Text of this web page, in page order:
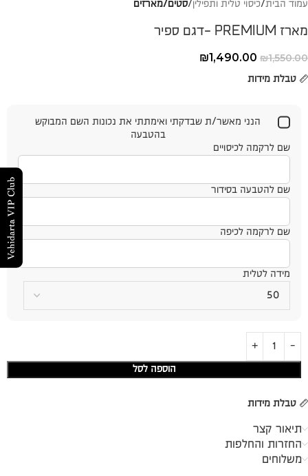
עמוד הבית כיסוי טלית ותפילין סטים/מארזים
מארז PREMIUM -דגם ספיר
₪1,550.00
₪1,490.00
טבלת מידות
הנני מאשר/ת שבדקתי ואימתתי את נכונות השם המבוקש
בהטבעה
שם לרקמה לכיסויים
שם להטבעה בסידור
שם לרקמה לכיפה
מידה לטלית
הוספה לסל
טבלת מידות
תיאור קצר
החזרות והחלפות
משלוחים